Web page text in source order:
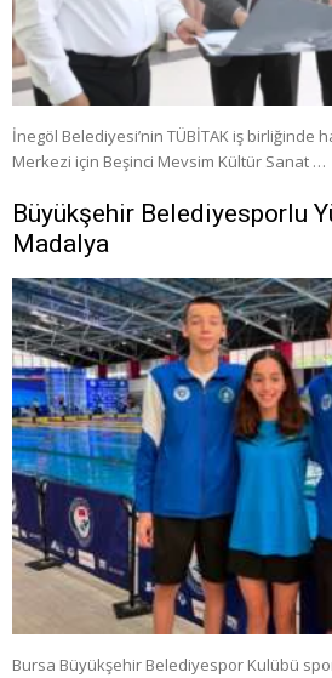
İnegöl Belediyesi’nin TÜBİTAK iş birliğinde
Merkezi için Beşinci Mevsim Kültür Sanat …
Büyükşehir Belediyesporlu
Madalya
Bursa Büyükşehir Belediyespor Kulübü